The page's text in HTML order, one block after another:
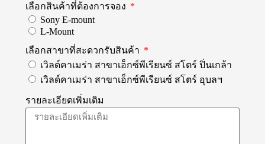
เลือกสินค้าที่ต้องการจอง
Sony E-mount
L-Mount
เลือกสาขาที่สะดวกรับสินค้า
เวิลด์คาเมร่า สาขาเอ็กซ์พีเรียนซ์ สโตร์ ปิ่นเกล้า
เวิลด์คาเมร่า สาขาเอ็กซ์พีเรียนซ์ สโตร์ อุบลฯ
รายละเอียดเพิ่มเติม